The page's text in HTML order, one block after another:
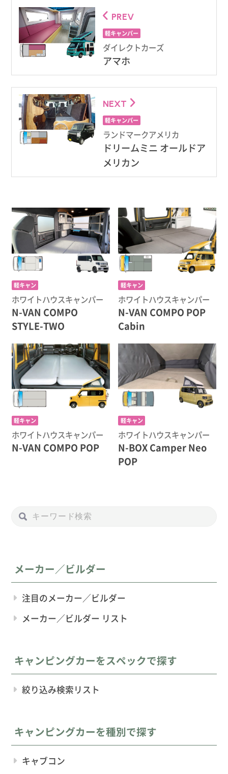
PREV
軽キャンパー
ダイレクトカーズ
アマホ
NEXT
軽キャンパー
ランドマークアメリカ
ドリームミニ オールドア
メリカン
軽キャン
ホワイトハウスキャンパー
N-VAN COMPO
STYLE-TWO
軽キャン
ホワイトハウスキャンパー
N-VAN COMPO POP
Cabin
軽キャン
ホワイトハウスキャンパー
N-VAN COMPO POP
軽キャン
ホワイトハウスキャンパー
N-BOX Camper Neo
POP
メーカー／ビルダー
注目のメーカー／ビルダー
メーカー／ビルダー リスト
キャンピングカーをスペックで探す
絞り込み検索リスト
キャンピングカーを種別で探す
キャブコン